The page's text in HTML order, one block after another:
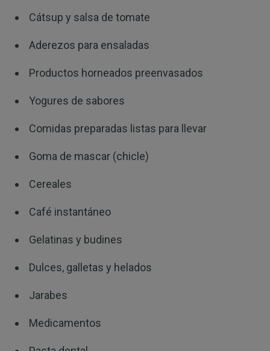
Cátsup y salsa de tomate
Aderezos para ensaladas
Productos horneados preenvasados
Yogures de sabores
Comidas preparadas listas para llevar
Goma de mascar (chicle)
Cereales
Café instantáneo
Gelatinas y budines
Dulces, galletas y helados
Jarabes
Medicamentos